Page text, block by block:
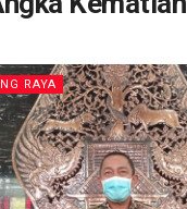
RAYA